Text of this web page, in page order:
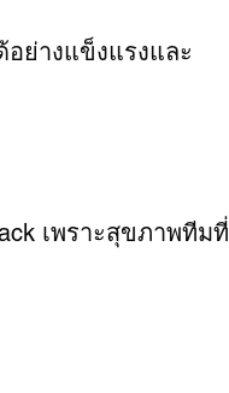
ย่างแข็งแรงและ
เพราะสุขภาพทีมที่